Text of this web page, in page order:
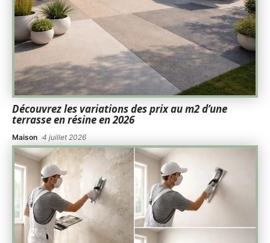
Découvrez les variations des prix au m2 d’une
terrasse en résine en 2026
Maison 4 juillet 2026